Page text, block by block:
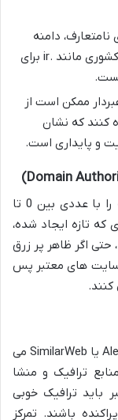
دامنه
های رایگان یا موقت، یا حتی پسوندهای کشوری مانند .ir برای
ممکن است از
کنند که نشان
و پایداری است.
ابزارهایی مانند Moz یا Ahrefs، اعتبار دامنه را با عددی بین 0 تا
که تازه ایجاد شده،
بسیار پایینی (مثلاً 1) دارد، حتی اگر ظاهر پر زرق
سایت های معتبر پس
بررسی ترافیک وب سایت با ابزارهایی مانند Alexa یا SimilarWeb می
ترافیک و منشا
باید ترافیک خوبی
باشند. تمرکز